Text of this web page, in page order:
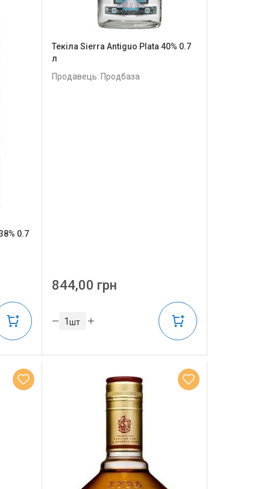
0.7
Текіла Sierra Antiguo Plata 40% 0.7
л
Продавець: Продбаза
844,00 грн
шт